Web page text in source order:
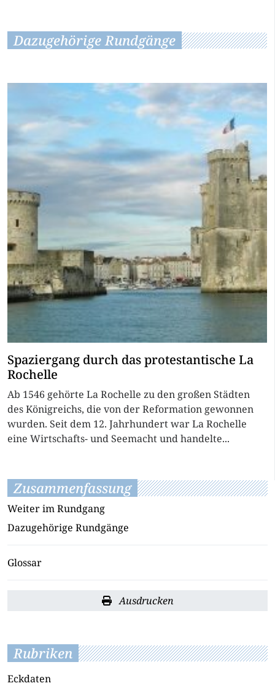
Dazugehörige Rundgänge
Spaziergang durch das protestantische La
Rochelle
Ab 1546 gehörte La Rochelle zu den großen Städten
des Königreichs, die von der Reformation gewonnen
wurden. Seit dem 12. Jahrhundert war La Rochelle
eine Wirtschafts- und Seemacht und handelte...
Zusammenfassung
Weiter im Rundgang
Dazugehörige Rundgänge
Glossar
Ausdrucken
Rubriken
Eckdaten